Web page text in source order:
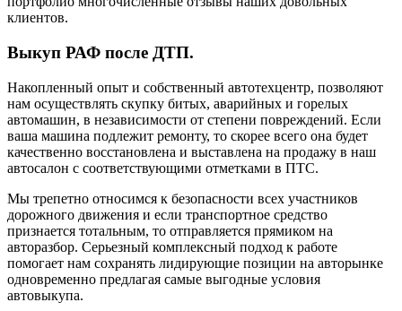
клиентов.
Выкуп РАФ после ДТП.
Накопленный опыт и собственный автотехцентр, позволяют
нам осуществлять скупку битых, аварийных и горелых
автомашин, в независимости от степени повреждений. Если
ваша машина подлежит ремонту, то скорее всего она будет
качественно восстановлена и выставлена на продажу в наш
автосалон с соответствующими отметками в ПТС.
Мы трепетно относимся к безопасности всех участников
дорожного движения и если транспортное средство
признается тотальным, то отправляется прямиком на
авторазбор. Серьезный комплексный подход к работе
помогает нам сохранять лидирующие позиции на авторынке
одновременно предлагая самые выгодные условия
автовыкупа.